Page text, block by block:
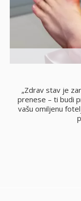
„Zdrav stav je
prenese – ti budi
vašu omiljenu